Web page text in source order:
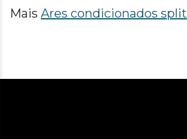
Mais Ares condicionados split